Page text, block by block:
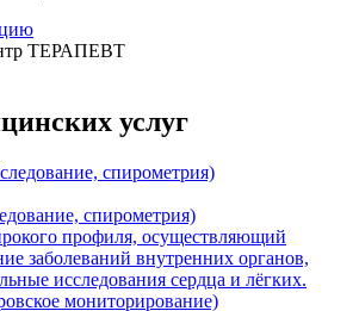
услуг
спирометрия)
профиля, осуществляющий
заболеваний внутренних органов,
исследования сердца и лёгких.